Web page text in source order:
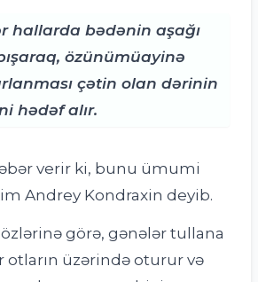
hallarda bədənin aşağı
özünümüayinə
çətin olan dərinin
hədəf alır.
verir ki, bunu ümumi
Andrey Kondraxin deyib.
görə, gənələr tullana
otların üzərində oturur və